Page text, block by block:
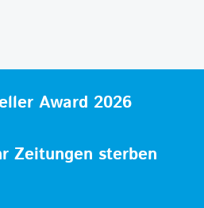
Award 2026
Zeitungen sterben